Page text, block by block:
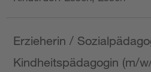
Erzieherin /
Kindheitspädagogin (m/